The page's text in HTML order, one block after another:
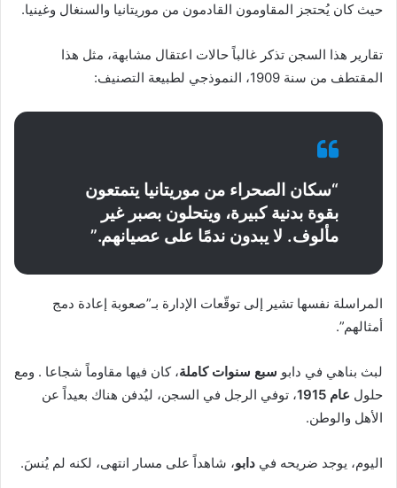
حيث كان يُحتجز المقاومون القادمون من موريتانيا والسنغال وغينيا.
تقارير هذا السجن تذكر غالباً حالات اعتقال مشابهة، مثل هذا
المقتطف من سنة 1909، النموذجي لطبيعة التصنيف:
“سكان الصحراء من موريتانيا يتمتعون
بقوة بدنية كبيرة، ويتحلون بصبر غير
مألوف. لا يبدون ندمًا على عصيانهم.”
المراسلة نفسها تشير إلى توقّعات الإدارة بـ”صعوبة إعادة دمج
أمثالهم”.
لبث بناهي في دابو سبع سنوات كاملة، كان فيها مقاوماً شجاعا . ومع
حلول عام 1915
، توفي الرجل في السجن، ليُدفن هناك بعيداً عن
الأهل والوطن.
اليوم، يوجد ضريحه في دابو، شاهداً على مسار انتهى، لكنه لم يُنسَ.